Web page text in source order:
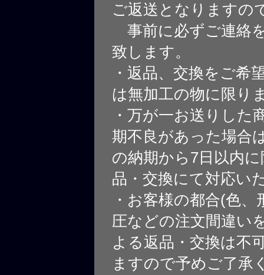
ご返送となりますの
事前に必ずご連絡
致します。
・返品、交換をご希
は無加工の物に限り
・万が一お送りした
期不良があった場合
の納期から7日以内
品・交換にて対応い
・お客様の都合(色、
圧などの注文間違い
よる返品・交換は不
ますので予めご了承